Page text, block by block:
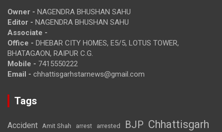
Owner - NAGENDRA BHUSHAN SAHU
Editor - NAGENDRA BHUSHAN SAHU
Associate -
Office - DHEBAR CITY HOMES, E5/5, LOTUS TOWER,
BHATAGAON, RAIPUR C.G.
Mobile - 7415550222
Email - chhattisgarhstarnews@gmail.com
Tags
Accident Amit Shah arrest arrested BJP Chhattisgarh